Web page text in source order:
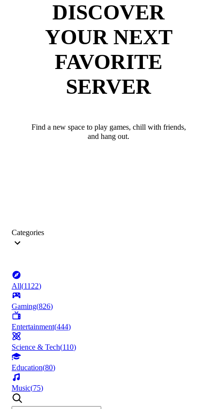
DISCOVER
YOUR NEXT
FAVORITE
SERVER
Find a new space to play games, chill with friends,
and hang out.
Categories
All(1122)
Gaming(826)
Entertainment(444)
Science & Tech(110)
Education(80)
Music(75)